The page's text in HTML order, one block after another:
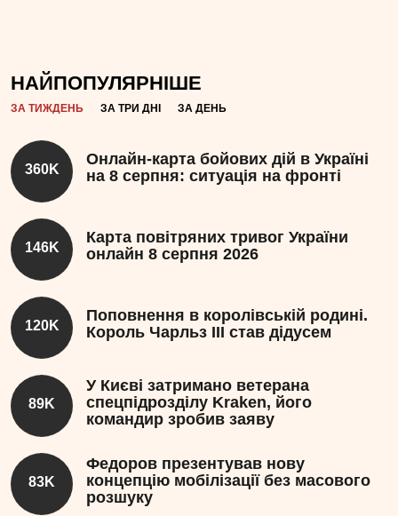
НАЙПОПУЛЯРНІШЕ
ЗА ТИЖДЕНЬ ЗА ТРИ ДНІ ЗА ДЕНЬ
360K
Онлайн-карта бойових дій в Україні
на 8 серпня: ситуація на фронті
146K
Карта повітряних тривог України
онлайн 8 серпня 2026
120K
Поповнення в королівській родині.
Король Чарльз III став дідусем
89K
У Києві затримано ветерана
спецпідрозділу Kraken, його
командир зробив заяву
83K
Федоров презентував нову
концепцію мобілізації без масового
розшуку